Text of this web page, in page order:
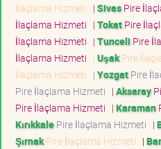
İlaçlama Hizmeti | SivasPire
İlaçlama Hizmeti | TokatPire
İlaçlama Hizmeti | Tunceli Pire
İlaçlama Hizmeti | UşakPire
İlaçlama Hizmeti | YozgatPire
Pire İlaçlama Hizmeti | Aksaray
Pire İlaçlama Hizmeti | Karaman
KırıkkalePire İlaçlama Hizmeti |
ŞırnakPire İlaçlama Hizmeti |